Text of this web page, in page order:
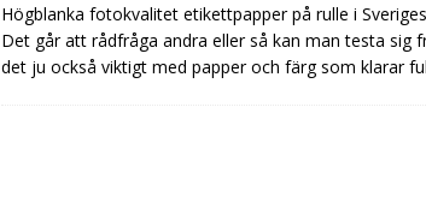
Högblanka fotokvalitet etikettpapper på rulle i
Det går att rådfråga andra eller så kan man testa sig
det ju också viktigt med papper och färg som klarar